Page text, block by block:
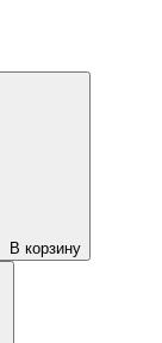
В корзину